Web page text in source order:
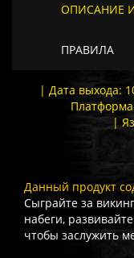
ОПИСАНИЕ
ПРАВИЛА
| Дата выхода:
|
Данный продукт
Сыграйте за
набеги,
чтобы заслужить